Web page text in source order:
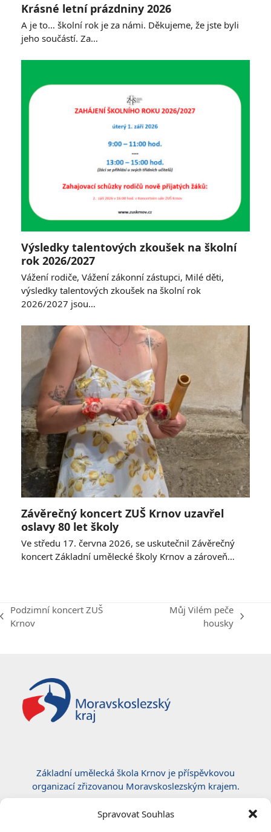
Spravovat Souhlas
Krásné letní prázdniny 2026
A je to… školní rok je za námi. Děkujeme, že jste byli
jeho součástí. Za…
Výsledky talentových zkoušek na školní
rok 2026/2027
Vážení rodiče, Vážení zákonní zástupci, Milé děti,
výsledky talentových zkoušek na školní rok
2026/2027 jsou…
Závěrečný koncert ZUŠ Krnov uzavřel
oslavy 80 let školy
Ve středu 17. června 2026, se uskutečnil Závěrečný
koncert Základní umělecké školy Krnov a zároveň…
previous
Podzimní koncert ZUŠ
Krnov
Můj Vilém peče
housky
Základní umělecká škola Krnov je příspěvkovou
organizací zřizovanou Moravskoslezským krajem.
Certifikace ČSN EN ISO 50001:2019